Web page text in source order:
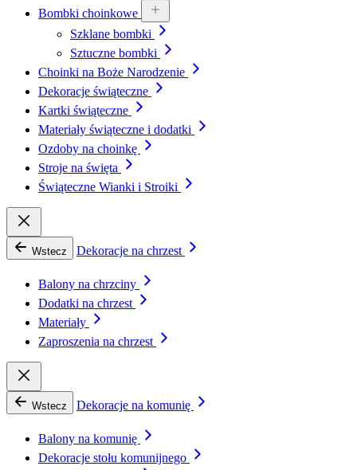
Bombki choinkowe
Szklane bombki
Sztuczne bombki
Choinki na Boże Narodzenie
Dekoracje świąteczne
Kartki świąteczne
Materiały świąteczne i dodatki
Ozdoby na choinkę
Stroje na święta
Świąteczne Wianki i Stroiki
Wstecz Dekoracje na chrzest
Balony na chrzciny
Dodatki na chrzest
Materiały
Zaproszenia na chrzest
Wstecz Dekoracje na komunię
Balony na komunię
Dekoracje stołu komunijnego